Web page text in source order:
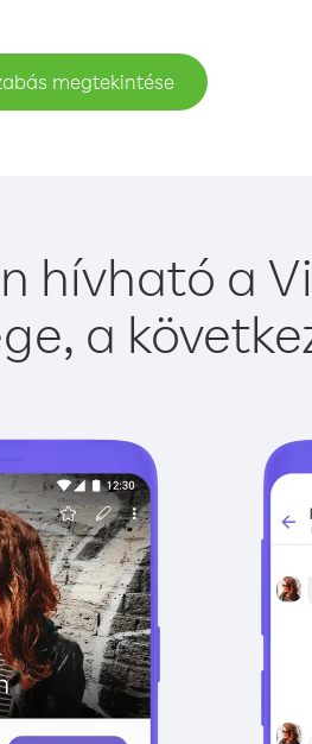
megtekintése
hívható a
a